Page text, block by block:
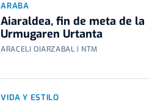
ARABA
Aiaraldea, fin de meta de la
Urmugaren Urtanta
ARACELI OIARZABAL | NTM
VIDA Y ESTILO